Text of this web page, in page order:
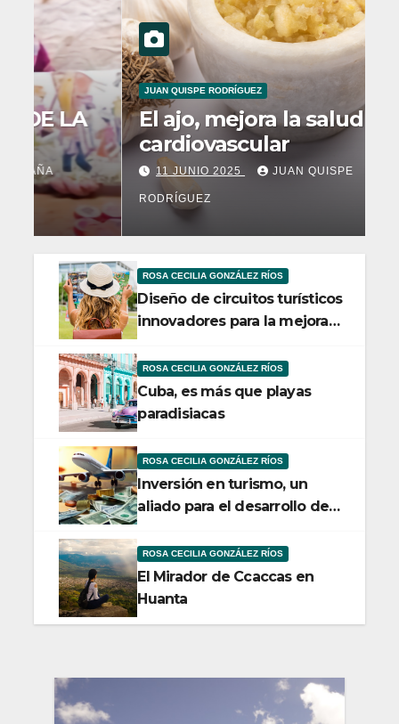
JUAN QUISPE RODRÍGUEZ
El ajo, mejora la salud
cardiovascular
11 JUNIO 2025 JUAN QUISPE
RODRÍGUEZ
ROSA CECILIA GONZÁLEZ RÍOS
Diseño de circuitos turísticos
innovadores para la mejora
ROSA CECILIA GONZÁLEZ RÍOS
Cuba, es más que playas
paradisiacas
ROSA CECILIA GONZÁLEZ RÍOS
Inversión en turismo, un
aliado para el desarrollo de
ROSA CECILIA GONZÁLEZ RÍOS
El Mirador de Ccaccas en
Huanta